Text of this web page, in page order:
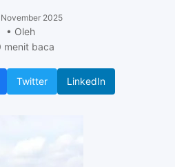
2025
• Oleh
menit baca
Twitter LinkedIn